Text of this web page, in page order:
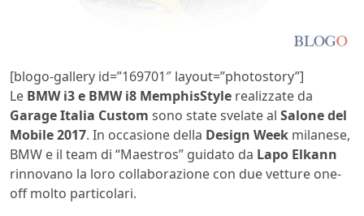
[blogo-gallery id=”169701″ layout=”photostory”]
Le BMW i3 e BMW i8 MemphisStyle realizzate da
Garage Italia Custom sono state svelate al Salone del
Mobile 2017. In occasione della Design Week milanese,
BMW e il team di “Maestros” guidato da Lapo Elkann
rinnovano la loro collaborazione con due vetture one-
off molto particolari.